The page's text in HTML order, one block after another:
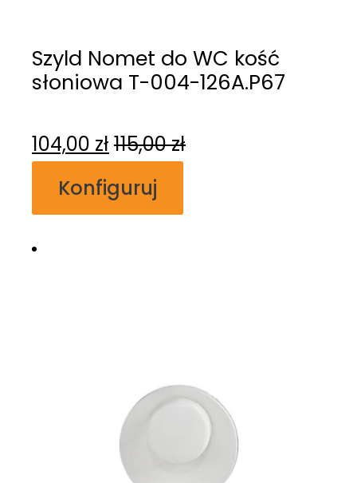
Szyld Nomet do WC kość
słoniowa T-004-126A.P67
104,00 zł 115,00zł
Konfiguruj